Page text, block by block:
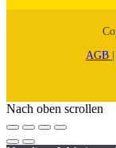
AGB |
Nach oben scrollen